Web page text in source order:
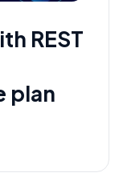
REST
plan